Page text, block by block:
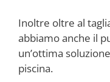
Inoltre oltre al
abbiamo anche il
un’ottima
piscina.